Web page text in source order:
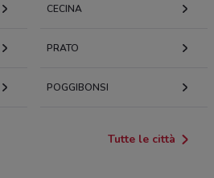
CECINA
PRATO
POGGIBONSI
Tutte le città